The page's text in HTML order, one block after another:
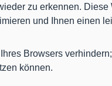
zu erkennen.
und Ihnen einen
Browsers
können.